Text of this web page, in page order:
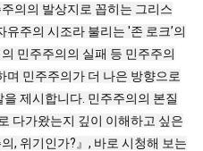
의의 발상지로 꼽히는 그리스
주의 시조라 불리는 '존 로크’의
민주주의의 실패 등 민주주의
며 민주주의가 더 나은 방향으로
제시합니다. 민주주의의 본질
다가왔는지 깊이 이해하고 싶은
, 위기인가?』, 바로 시청해 보는